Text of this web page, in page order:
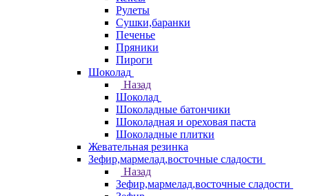
Рулеты
Сушки,баранки
Печенье
Пряники
Пироги
Шоколад
Назад
Шоколад
Шоколадные батончики
Шоколадная и ореховая паста
Шоколадные плитки
Жевательная резинка
Зефир,мармелад,восточные сладости
Назад
Зефир,мармелад,восточные сладости